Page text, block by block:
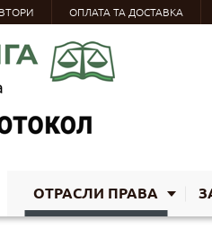
ОПЛАТА ТА ДОСТАВКА
ОТРАСЛИ ПРАВА